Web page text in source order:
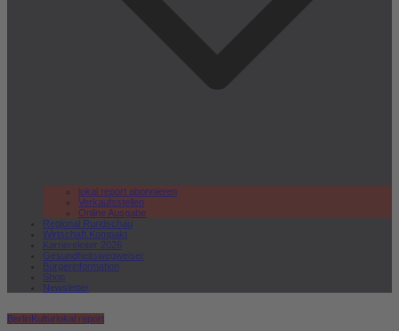
lokal.report abonnieren
Verkaufsstellen
Online Ausgabe
Regional Rundschau
Wirtschaft.Kompakt
Karriereleiter 2026
Gesundheitswegweiser
Bürgerinformation
Shop
Newsletter
BerlinKulturlokal.report